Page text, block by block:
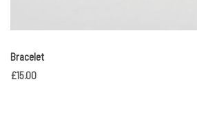
Bracelet
£15.00